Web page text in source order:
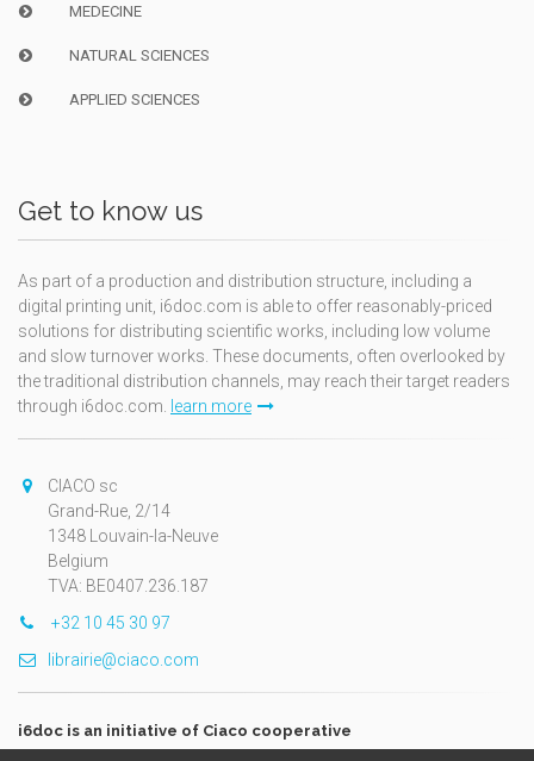
MEDECINE
NATURAL SCIENCES
APPLIED SCIENCES
Get to know us
As part of a production and distribution structure, including a
digital printing unit, i6doc.com is able to offer reasonably-priced
solutions for distributing scientific works, including low volume
and slow turnover works. These documents, often overlooked by
the traditional distribution channels, may reach their target readers
through i6doc.com. learn more
CIACO sc
Grand-Rue, 2/14
1348 Louvain-la-Neuve
Belgium
TVA: BE0407.236.187
+32 10 45 30 97
librairie@ciaco.com
i6doc is an initiative of Ciaco cooperative